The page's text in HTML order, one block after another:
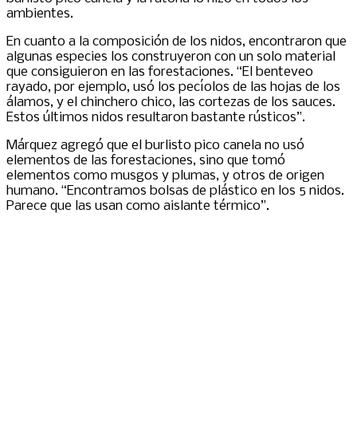
ambientes.
En cuanto a la composición de los nidos, encontraron que
algunas especies los construyeron con un solo material
que consiguieron en las forestaciones. “El benteveo
rayado, por ejemplo, usó los pecíolos de las hojas de los
álamos, y el chinchero chico, las cortezas de los sauces.
Estos últimos nidos resultaron bastante rústicos”.
Márquez agregó que el burlisto pico canela no usó
elementos de las forestaciones, sino que tomó
elementos como musgos y plumas, y otros de origen
humano. “Encontramos bolsas de plástico en los 5 nidos.
Parece que las usan como aislante térmico”.